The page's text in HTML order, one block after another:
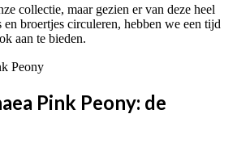
collectie, maar gezien er van deze heel
en broertjes circuleren, hebben we een tijd
aan te bieden.
Pink Peony: de